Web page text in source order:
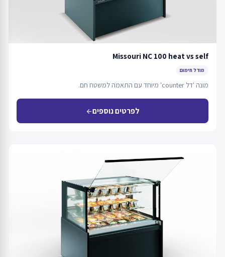
Missouri NC 100 heat vs self
מודל חימום
מונה 'דל counter' מיוחד עם התאמה למשטח חם.
לפרטים נוספיםarrow_back